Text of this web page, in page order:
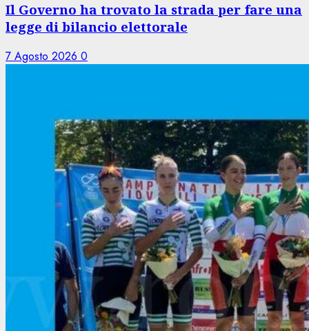
Il Governo ha trovato la strada per fare una
legge di bilancio elettorale
7 Agosto 2026 0